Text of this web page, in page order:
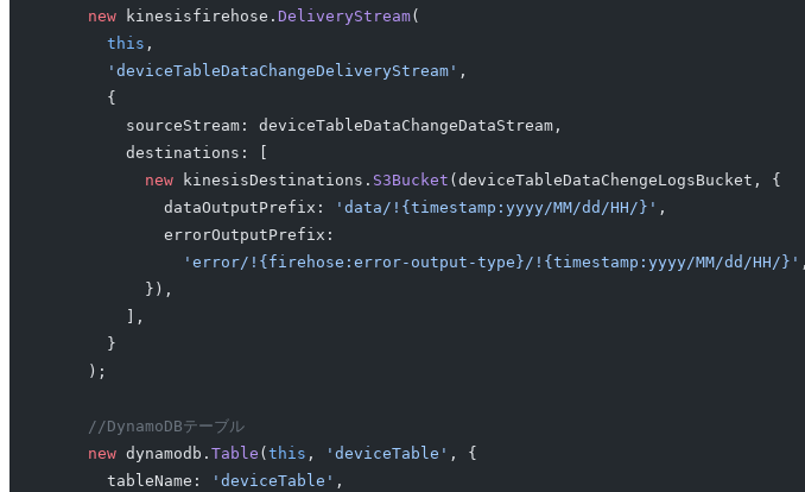
    new
kinesisfirehose. DeliveryStream(
      this
,
      'deviceTableDataChangeDeliveryStream'
,
      {
        sourceStream: deviceTableDataChangeDataStream,
        destinations: [
          new
kinesisDestinations. S3Bucket (deviceTableDataChengeLogsBucket, {
            dataOutputPrefix:
'data/!{timestamp:yyyy/MM/dd/HH/}' ,
            errorOutputPrefix:
              'error/!{firehose:error-output-type}/!{timestamp:yyyy/MM/dd/HH/}'
,
          }),
        ],
      }
    );
    //DynamoDBテーブル
    new
dynamodb. Table ( this , 'deviceTable' , {
      tableName:
'deviceTable' ,